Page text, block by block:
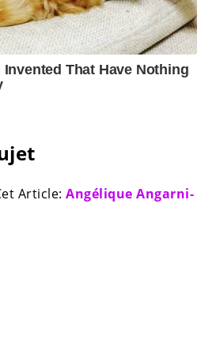
Article: Angélique Angarni-